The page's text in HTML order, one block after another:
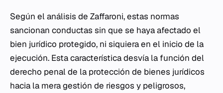
Según el análisis de Zaffaroni, estas normas
sancionan conductas sin que se haya afectado el
bien jurídico protegido, ni siquiera en el inicio de la
ejecución. Esta característica desvía la función del
derecho penal de la protección de bienes jurídicos
hacia la mera gestión de riesgos y peligrosos,